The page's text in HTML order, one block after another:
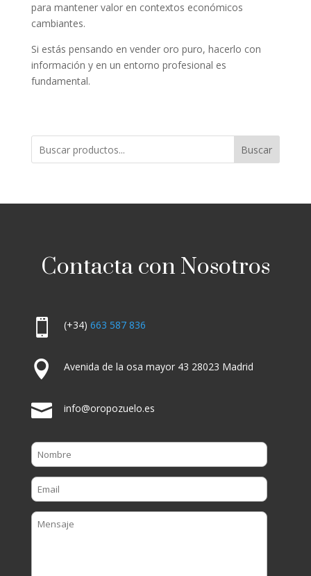
para mantener valor en contextos económicos
cambiantes.
Si estás pensando en vender oro puro, hacerlo con
información y en un entorno profesional es
fundamental.
Buscar
Contacta con Nosotros
 (+34) 663 587 836
 Avenida de la osa mayor 43 28023 Madrid
 info@oropozuelo.es